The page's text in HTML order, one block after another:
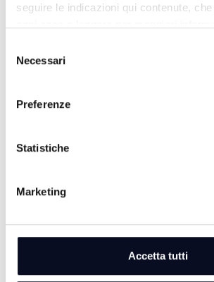
seguire le indicazioni qui contenute,
delNecessari
Preferenze
Statistiche
Marketing
Accetta tutti